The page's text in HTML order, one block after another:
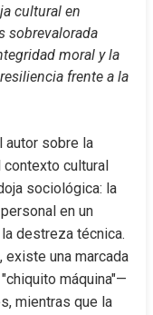
cultural en
sobrevalorada
moral y la
frente a la
autor sobre la
cultural
sociológica: la
en un
destreza técnica.
existe una marcada
máquina"—
mientras que la